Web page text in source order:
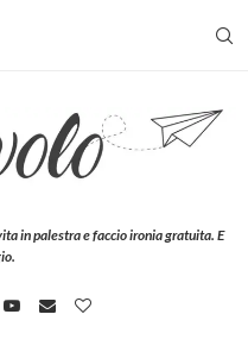
in palestra e faccio ironia gratuita. E